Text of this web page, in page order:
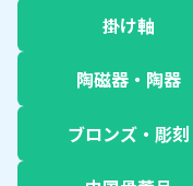
掛け軸
陶磁器・陶器
ブロンズ・彫刻